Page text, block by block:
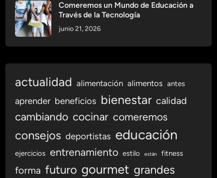
Comeremos un Mundo de Educación a
Través de la Tecnología
junio 21, 2026
actualidad alimentación alimentos antes
aprender beneficios bienestar calidad
cambiando cocinar comeremos
consejos deportistas educación
ejercicios entrenamiento estilo están fitness
forma futuro gourmet grandes